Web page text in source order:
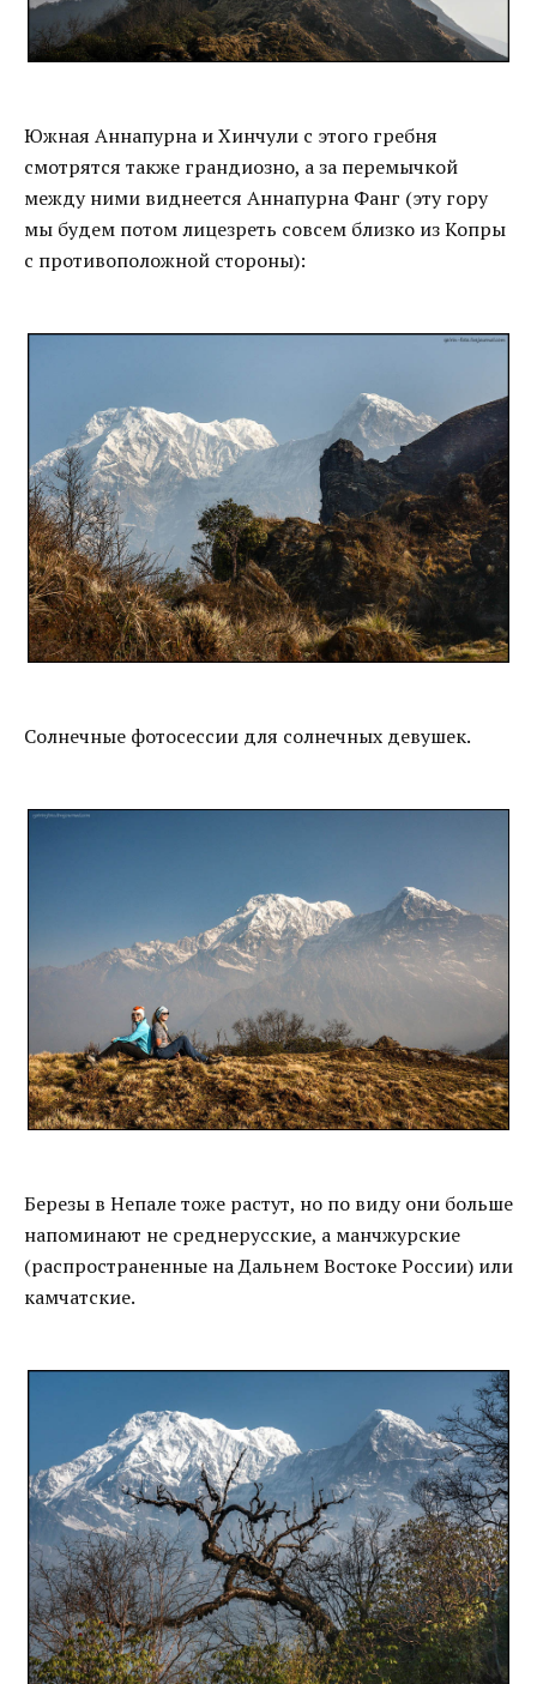
Южная Аннапурна и Хинчули с этого гребня
смотрятся также грандиозно, а за перемычкой
между ними виднеется Аннапурна Фанг (эту гору
мы будем потом лицезреть совсем близко из Копры
с противоположной стороны):
Солнечные фотосессии для солнечных девушек.
Березы в Непале тоже растут, но по виду они больше
напоминают не среднерусские, а манчжурские
(распространенные на Дальнем Востоке России) или
камчатские.